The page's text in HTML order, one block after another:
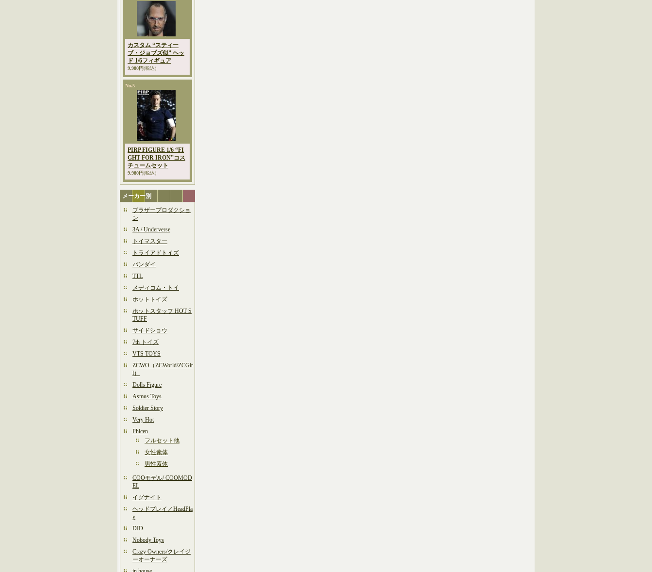
カスタム “スティー
ブ・ジョブズ似” ヘッ
ド 1/6フィギュア
9,980円(税込)
No.5
PIRP FIGURE 1/6 “FI
GHT FOR IRON”コス
チュームセット
9,980円(税込)
メーカー別
ブラザープロダクショ
ン
3A / Underverse
トイマスター
トライアドトイズ
バンダイ
TTL
メディコム・トイ
ホットトイズ
ホットスタッフ HOT S
TUFF
サイドショウ
7th トイズ
VTS TOYS
ZCWO（ZCWorld/ZCGir
l）
Dolls Figure
Asmus Toys
Soldier Story
Very Hot
Phicen
フルセット他
女性素体
男性素体
COOモデル/ COOMOD
EL
イグナイト
ヘッドプレイ／HeadPla
y
DID
Nobody Toys
Crazy Owners/クレイジ
ーオーナーズ